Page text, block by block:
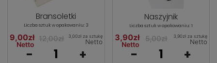
Bransoletki
Liczba sztuk w opakowaniu: 3
9,00zł
Netto
12,00zł 3,00zł za sztukę
Netto
- +
Naszyjnik
Liczba sztuk w opakowaniu: 1
3,90zł
Netto
5,00zł 3,90zł za sztukę
Netto
- +